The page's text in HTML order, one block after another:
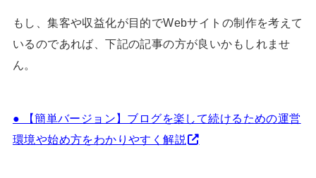
もし、集客や収益化が目的でWebサイトの制作を考えて
いるのであれば、下記の記事の方が良いかもしれませ
ん。
● 【簡単バージョン】ブログを楽して続けるための運営
環境や始め方をわかりやすく解説